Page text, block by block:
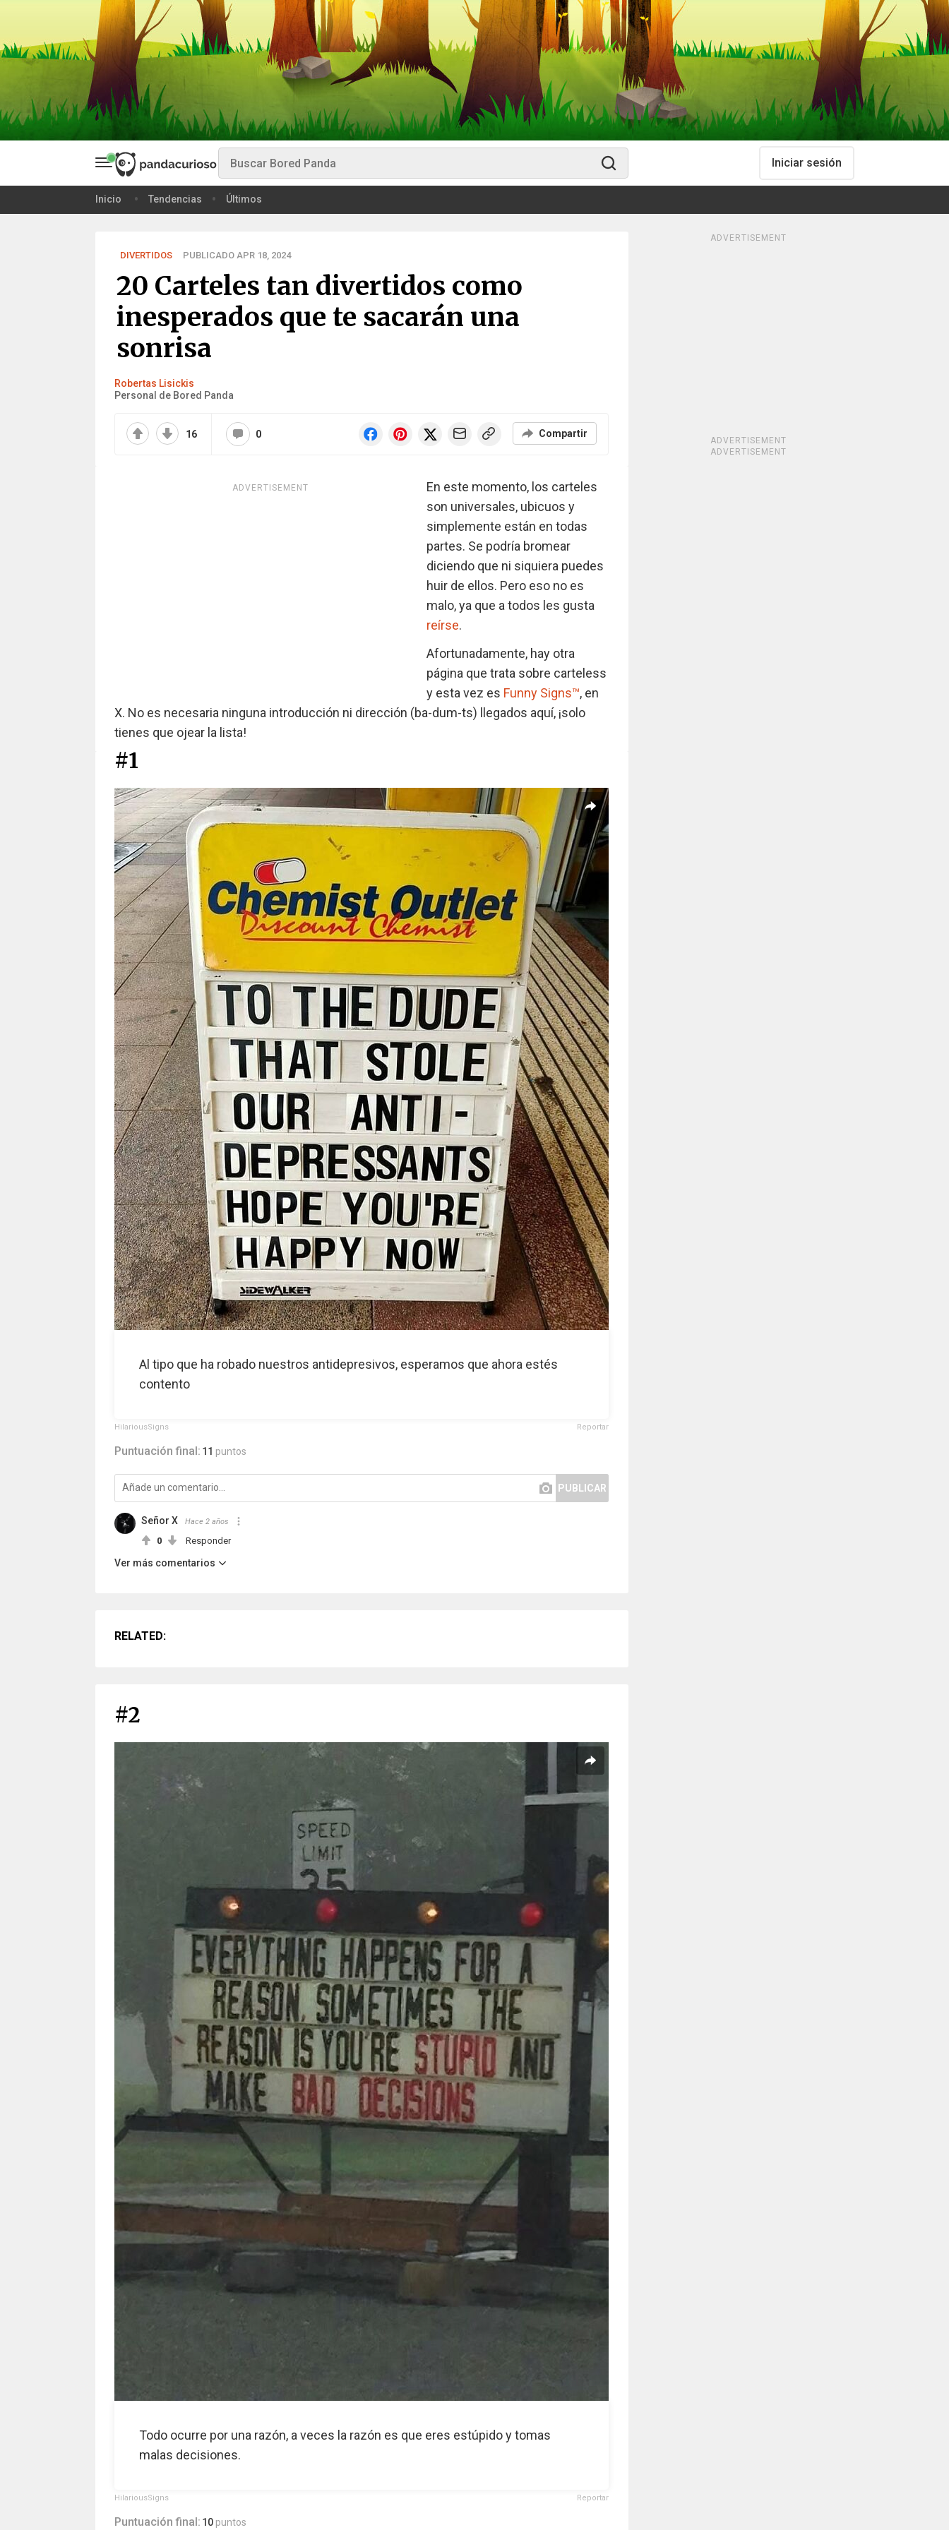
Iniciar sesión
Inicio Tendencias Últimos
DIVERTIDOS PUBLICADO APR 18, 2024
20 Carteles tan divertidos como
inesperados que te sacarán una
sonrisa
Robertas Lisickis
Personal de Bored Panda
16 0 Compartir
ADVERTISEMENT
En este momento, los carteles
son universales, ubicuos y
simplemente están en todas
partes. Se podría bromear
diciendo que ni siquiera puedes
huir de ellos. Pero eso no es
malo, ya que a todos les gusta
reírse.
Afortunadamente, hay otra
página que trata sobre carteless
y esta vez es Funny Signs™, en
X. No es necesaria ninguna introducción ni dirección (ba-dum-ts) llegados aquí, ¡solo
tienes que ojear la lista!
#1
Al tipo que ha robado nuestros antidepresivos, esperamos que ahora estés
contento
HilariousSigns Reportar
Puntuación final: 11 puntos
PUBLICAR
Señor X Hace 2 años
0 Responder
Ver más comentarios
RELATED:
#2
Todo ocurre por una razón, a veces la razón es que eres estúpido y tomas
malas decisiones.
HilariousSigns Reportar
Puntuación final: 10 puntos
ADVERTISEMENT
ADVERTISEMENT
ADVERTISEMENT